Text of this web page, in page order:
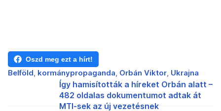
Oszd meg ezt a hírt!
Belföld kormánypropaganda Orbán Viktor Ukrajna
Így hamisították a híreket Orbán alatt –
482 oldalas dokumentumot adtak át
MTI-sek az új vezetésnek